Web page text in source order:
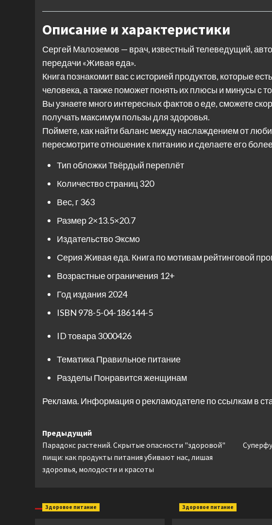
Описание и характеристики
Сергей Малоземов — врач, известный телеведущий,
передачи «Живая еда».
Книга познакомит вас с историей продуктов, которые
человека, а также поможет понять их плюсы и минусы с
Вы узнаете много интересных фактов о еде, сможете
получать максимум пользы для здоровья.
Поймете, как найти баланс между наслаждением от
пересмотрите отношение к питанию и сделаете его
Тип обложкиТвёрдый переплёт
Количество страниц320
Вес, г 363
Размер2×13.5×20.7
ИздательствоЭксмо
Серия Живая еда. Книга по мотивам рейтинговой
Возрастные ограничения 12+
Год издания 2024
ISBN 978-5-04-186144-5
ID товара 3000426
Тематика Правильное питание
Разделы Понравится женщинам
Реклама. Информация о рекламодателе по ссылкам в
Навигация
записи
Предыдущий
Парадокс растений. Скрытые опасности "здоровой"
пищи: как продукты питания убивают нас, лишая
здоровья, молодости и красоты
Здоровое питание Здоровое питание